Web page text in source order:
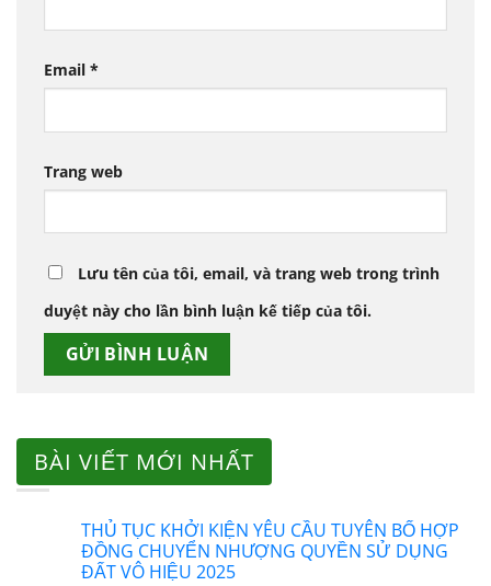
Email *
Trang web
Lưu tên của tôi, email, và trang web trong trình
duyệt này cho lần bình luận kế tiếp của tôi.
BÀI VIẾT MỚI NHẤT
THỦ TỤC KHỞI KIỆN YÊU CẦU TUYÊN BỐ HỢP
ĐỒNG CHUYỂN NHƯỢNG QUYỀN SỬ DỤNG
ĐẤT VÔ HIỆU 2025